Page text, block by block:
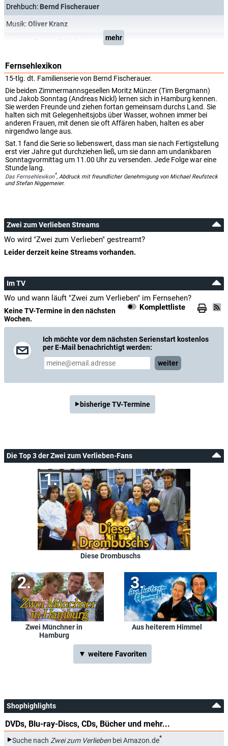
Drehbuch: Bernd Fischerauer
Musik:Oliver Kranz
mehr
Fernsehlexikon
15-tlg. dt. Familienserie von Bernd Fischerauer.
Die beiden Zimmermannsgesellen Moritz Münzer (Tim Bergmann)
und Jakob Sonntag (Andreas Nickl) lernen sich in Hamburg kennen.
Sie werden Freunde und ziehen fortan gemeinsam durchs Land. Sie
halten sich mit Gelegenheitsjobs über Wasser, wohnen immer bei
anderen Frauen, mit denen sie oft Affären haben, halten es aber
nirgendwo lange aus.
Sat.1 fand die Serie so liebenswert, dass man sie nach Fertigstellung
erst vier Jahre gut durchziehen ließ, um sie dann am undankbaren
Sonntagvormittag um 11.00 Uhr zu versenden. Jede Folge war eine
Stunde lang.
Das Fernsehlexikon*, Abdruck mit freundlicher Genehmigung von Michael Reufsteck
und Stefan Niggemeier.
Zwei zum Verlieben Streams
Wo wird "Zwei zum Verlieben" gestreamt?
Leider derzeit keine Streams vorhanden.
Im TV
Wo und wann läuft "Zwei zum Verlieben" im Fernsehen?
Komplettliste
Keine TV-Termine in den nächsten
Wochen.
Ich möchte vor dem nächsten Serienstart kostenlos
per E-Mail benachrichtigt werden:
weiter
bisherige TV-Termine
Die Top 3 der Zwei zum Verlieben-Fans
Diese Drombuschs
Zwei Münchner in
Hamburg
Aus heiterem Himmel
▼ weitere Favoriten
Shophighlights
DVDs, Blu-ray-Discs, CDs, Bücher und mehr...
Suche nach Zwei zum Verlieben bei Amazon.de*